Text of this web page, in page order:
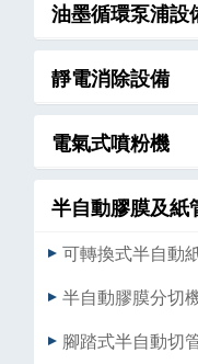
油墨循環泵浦設
靜電消除設備
電氣式噴粉機
半自動膠膜及紙
可轉換式半自動
半自動膠膜分切
腳踏式半自動切